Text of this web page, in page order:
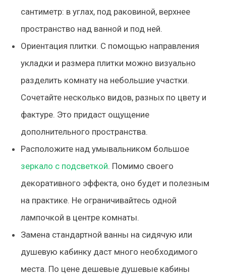
сантиметр: в углах, под раковиной, верхнее
пространство над ванной и под ней.
Ориентация плитки. С помощью направления
укладки и размера плитки можно визуально
разделить комнату на небольшие участки.
Сочетайте несколько видов, разных по цвету и
фактуре. Это придаст ощущение
дополнительного пространства.
Расположите над умывальником большое
зеркало с подсветкой. Помимо своего
декоративного эффекта, оно будет и полезным
на практике. Не ограничивайтесь одной
лампочкой в центре комнаты.
Замена стандартной ванны на сидячую или
душевую кабинку даст много необходимого
места. По цене дешевые душевые кабины